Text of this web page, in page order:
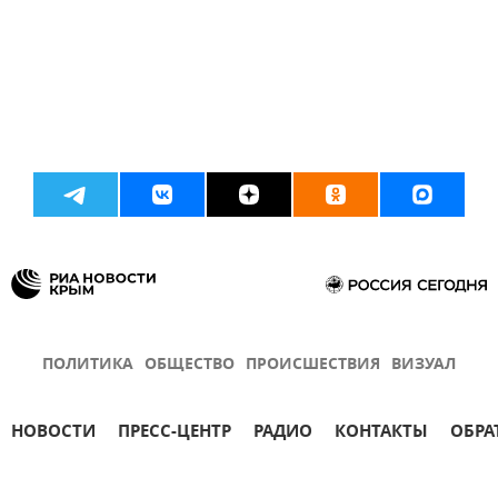
ПОЛИТИКА ОБЩЕСТВО ПРОИСШЕСТВИЯ ВИЗУАЛ
НОВОСТИ ПРЕСС-ЦЕНТР РАДИО КОНТАКТЫ